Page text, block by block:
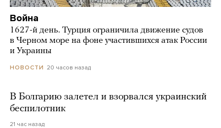
Война
1627-й день. Турция ограничила движение судов
в Черном море на фоне участившихся атак России
и Украины
НОВОСТИ 20 часов назад
В Болгарию залетел и взорвался украинский
беспилотник
21 час назад